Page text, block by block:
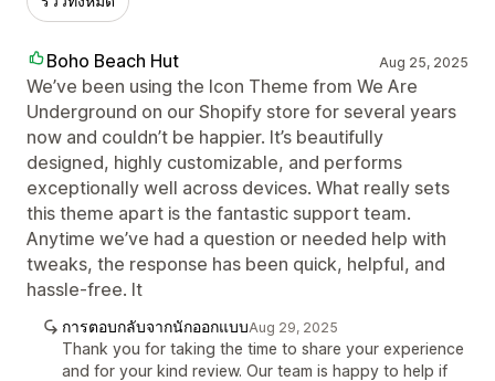
Boho Beach Hut Aug 25, 2025
We’ve been using the Icon Theme from We Are
Underground on our Shopify store for several years
now and couldn’t be happier. It’s beautifully
designed, highly customizable, and performs
exceptionally well across devices. What really sets
this theme apart is the fantastic support team.
Anytime we’ve had a question or needed help with
tweaks, the response has been quick, helpful, and
hassle-free. It
การตอบกลับจากนักออกแบบAug 29, 2025
Thank you for taking the time to share your experience
and for your kind review. Our team is happy to help if